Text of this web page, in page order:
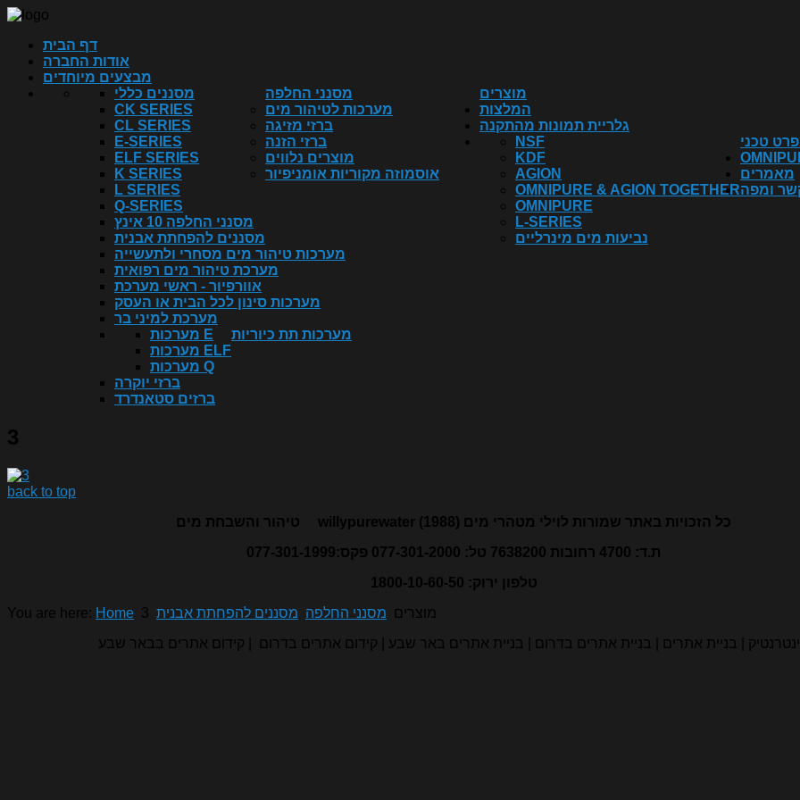
דף הבית
אודות החברה
מבצעים מיוחדים
מוצרים
מסנני החלפה
מסננים כללי
CK SERIES
CL SERIES
E-SERIES
ELF SERIES
K SERIES
L SERIES
Q-SERIES
מסנני החלפה 10 אינץ
מסננים להפחתת אבנית
מערכות לטיהור מים
מערכות טיהור מים מסחרי ולתעשייה
מערכת טיהור מים רפואית
אוורפיור - ראשי מערכת
מערכות סינון לכל הבית או העסק
מערכת למיני בר
מערכות תת כיוריות
מערכות E
מערכות ELF
מערכות Q
ברזי מזיגה
ברזי יוקרה
ברזים סטאנדרד
ברזי הזנה
מוצרים נלווים
אוסמוזה מקוריות אומניפיור
המלצות
גלריית תמונות מהתקנה
טכני
NSF
KDF
AGION
OMNIPURE & AGION TOGETHER
OMNIPURE
L-SERIES
מאמרים
נביעות מים מינרליים
ומפה
3
back to top
כל הזכויות באתר שמורות לוילי מטהרי מים (1988)
willypurewater
טיהור והשבחת מים
ת.ד: 4700 רחובות 7638200 טל: 077-301-2000 פקס:077-301-1999
טלפון ירוק: 1800-10-60-50
You are here: Home מוצרים מסנני החלפה מסננים להפחתת אבנית 3
| בניית אתרים | בניית אתרים בדרום | בניית אתרים באר שבע | קידום אתרים בדרום | קידום אתרים בבאר שבע